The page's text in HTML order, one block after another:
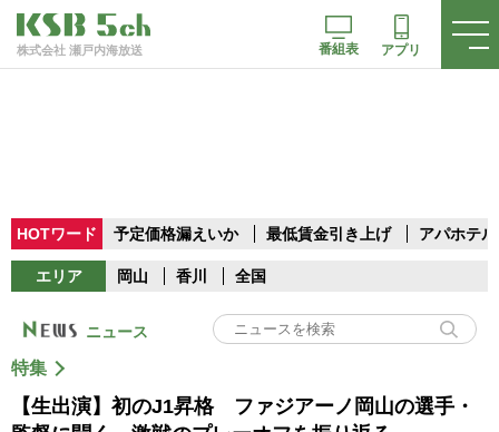
株式会社 瀬戸内海放送 番組表 アプリ
HOTワード 予定価格漏えいか 最低賃金引き上げ アパホテル
エリア 岡山 香川 全国
ニュース
特集
【生出演】初のJ1昇格 ファジアーノ岡山の選手・